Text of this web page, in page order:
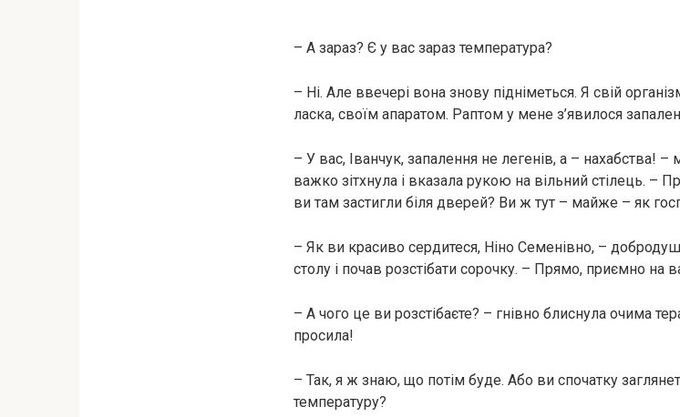
– А зараз? Є у вас зараз температура?
– Ні. Але ввечері вона знову підніметься. Я свій
ласка, своїм апаратом. Раптом у мене з’явилося
– У вас, Іванчук, запалення не легенів, а – нахабства!
важко зітхнула і вказала рукою на вільний стілець. –
ви там застигли біля дверей? Ви ж тут – майже – як
– Як ви красиво сердитеся, Ніно Семенівно, –
столу і почав розстібати сорочку. – Прямо, приємно на
– А чого це ви розстібаєте? – гнівно блиснула очима
просила!
– Так, я ж знаю, що потім буде. Або ви спочатку
температуру?